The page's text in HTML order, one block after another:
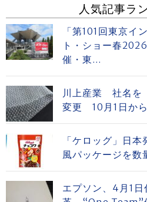
人気記事ラ
「第101回東京イ
ト・ショー春
催・東...
川上産業 社名を
変更 10月1日か
「ケロッグ」日
風パッケージを数
エプソン、4月1